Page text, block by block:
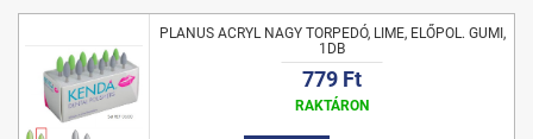
PLANUS ACRYL NAGY TORPEDÓ, LIME, ELŐPOL. GUMI,
1DB
779 Ft
RAKTÁRON